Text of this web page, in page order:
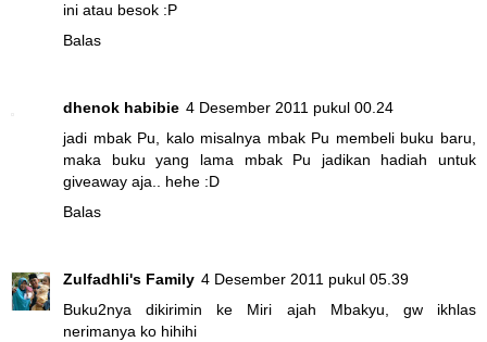
ini atau besok :P
Balas
dhenok habibie 4 Desember 2011 pukul 00.24
jadi mbak Pu, kalo misalnya mbak Pu membeli buku baru,
maka buku yang lama mbak Pu jadikan hadiah untuk
giveaway aja.. hehe :D
Balas
Zulfadhli's Family 4 Desember 2011 pukul 05.39
Buku2nya dikirimin ke Miri ajah Mbakyu, gw ikhlas
nerimanya ko hihihi